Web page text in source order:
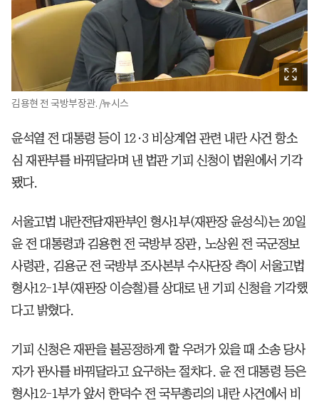
김용현 전 국방부장관. /뉴시스
윤석열 전 대통령 등이 12·3 비상계엄 관련 내란 사건 항소
심 재판부를 바꿔달라며 낸 법관 기피 신청이 법원에서 기각
됐다.
서울고법 내란전담재판부인 형사1부(재판장 윤성식)는 20일
윤 전 대통령과 김용현 전 국방부 장관, 노상원 전 국군정보
사령관, 김용군 전 국방부 조사본부 수사단장 측이 서울고법
형사12-1부(재판장 이승철)를 상대로 낸 기피 신청을 기각했
다고 밝혔다.
기피 신청은 재판을 불공정하게 할 우려가 있을 때 소송 당사
자가 판사를 바꿔달라고 요구하는 절차다. 윤 전 대통령 등은
형사12-1부가 앞서 한덕수 전 국무총리의 내란 사건에서 비